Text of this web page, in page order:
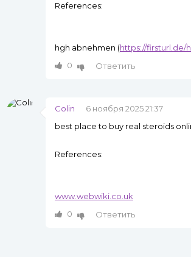
References:
hgh abnehmen (https://firsturl.de/
0
Ответить
Colin
6 ноября 2025 21:37
best place to buy real steroids
References:
www.webwiki.co.uk
0
Ответить